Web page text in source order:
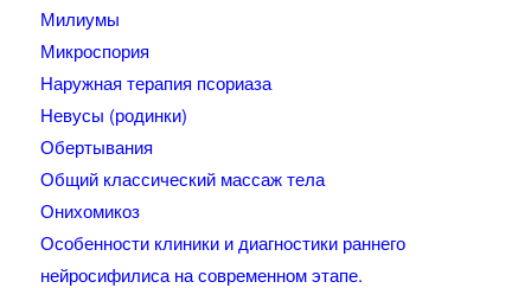
Милиумы
Микроспория
Наружная терапия псориаза
Невусы (родинки)
Обертывания
Общий классический массаж тела
Онихомикоз
Особенности клиники и диагностики раннего
нейросифилиса на современном этапе.